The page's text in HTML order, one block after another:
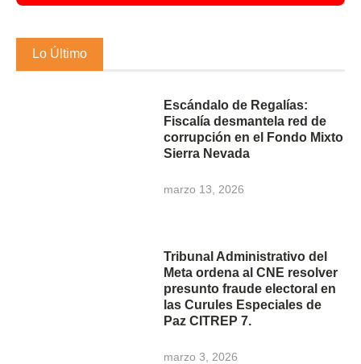
Lo Último
Escándalo de Regalías:
Fiscalía desmantela red de
corrupción en el Fondo Mixto
Sierra Nevada
marzo 13, 2026
Tribunal Administrativo del
Meta ordena al CNE resolver
presunto fraude electoral en
las Curules Especiales de
Paz CITREP 7.
marzo 3, 2026